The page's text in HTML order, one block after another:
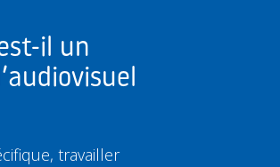
il un
travailler